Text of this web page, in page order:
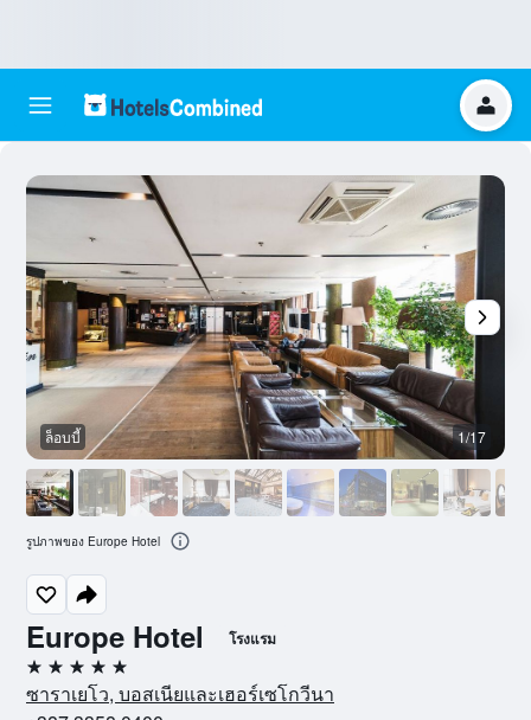
Europe Hotel โรงแรม
5 ดาว
ซาราเยโว, บอสเนียและเฮอร์เซโกวีนา
ล็อบบี้ 1/17
รูปภาพของ Europe Hotel